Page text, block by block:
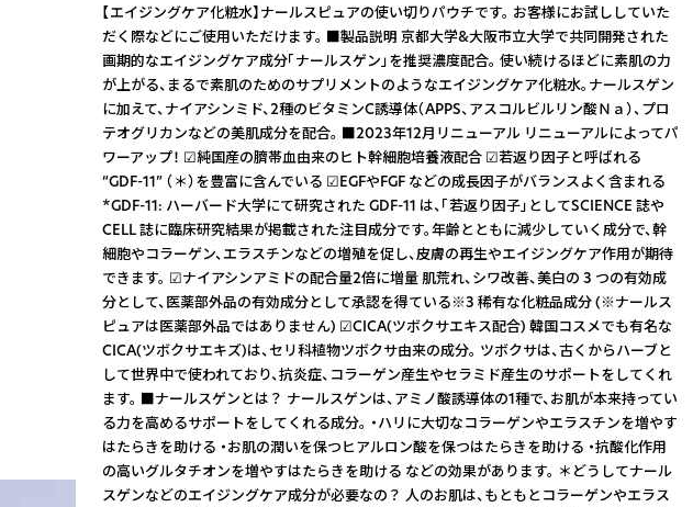
【エイジングケア化粧水】ナールスピュアの使い切りパウチです。 お客様にお試ししていた
だく際などにご使用いただけます。 ■製品説明 京都大学&大阪市立大学で共同開発された
画期的なエイジングケア成分「ナールスゲン」を推奨濃度配合。 使い続けるほどに素肌の力
が上がる、まるで素肌のためのサプリメントのようなエイジングケア化粧水。ナールスゲン
に加えて、ナイアシンミド、2種のビタミンC誘導体（APPS、アスコルビルリン酸Ｎａ）、プロ
テオグリカンなどの美肌成分を配合。 ■2023年12月リニューアル リニューアルによってパ
ワーアップ！ ☑純国産の臍帯血由来のヒト幹細胞培養液配合 ☑若返り因子と呼ばれる
“GDF-11” （＊）を豊富に含んでいる ☑EGFやFGF などの成長因子がバランスよく含まれる
*GDF-11: ハーバード大学にて研究された GDF-11 は、「若返り因子」としてSCIENCE 誌や
CELL 誌に臨床研究結果が掲載された注目成分です。年齢とともに減少していく成分で、幹
細胞やコラーゲン、エラスチンなどの増殖を促し、皮膚の再生やエイジングケア作用が期待
できます。 ☑ナイアシンアミドの配合量2倍に増量 肌荒れ、シワ改善、美白の 3 つの有効成
分として、医薬部外品の有効成分として承認を得ている※3 稀有な化粧品成分 (※ナールス
ピュアは医薬部外品ではありません) ☑CICA(ツボクサエキス配合) 韓国コスメでも有名な
CICA(ツボクサエキズ)は、セリ科植物ツボクサ由来の成分。 ツボクサは、古くからハーブと
して世界中で使われており、抗炎症、コラーゲン産生やセラミド産生のサポートをしてくれ
ます。 ■ナールスゲンとは？ ナールスゲンは、アミノ酸誘導体の1種で、お肌が本来持ってい
る力を高めるサポートをしてくれる成分。 ・ハリに大切なコラーゲンやエラスチンを増やす
はたらきを助ける ・お肌の潤いを保つヒアルロン酸を保つはたらきを助ける ・抗酸化作用
の高いグルタチオンを増やすはたらきを助ける などの効果があります。 ＊どうしてナール
スゲンなどのエイジングケア成分が必要なの？ 人のお肌は、もともとコラーゲンやエラス